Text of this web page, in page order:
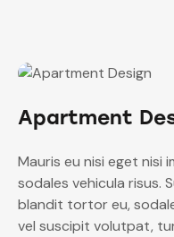
Apartment
Mauris eu nisi eget nisi
sodales vehicula risus.
blandit tortor eu,
vel suscipit volutpat,